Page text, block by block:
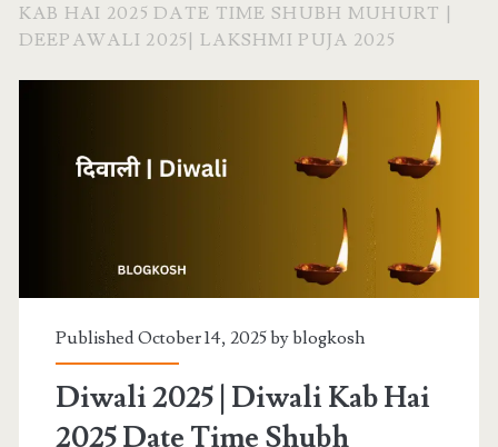
KAB HAI 2025 DATE TIME SHUBH MUHURT |
DEEPAWALI 2025| LAKSHMI PUJA 2025
Published October 14, 2025 byblogkosh
Diwali 2025 | Diwali Kab Hai
2025 Date Time Shubh